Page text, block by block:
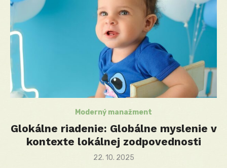
Moderný manažment
Glokálne riadenie: Globálne myslenie v
kontexte lokálnej zodpovednosti
Posted
22. 10. 2025